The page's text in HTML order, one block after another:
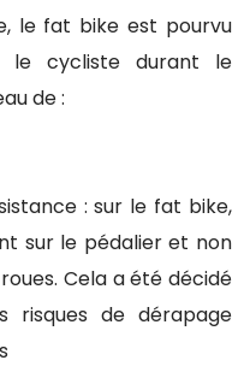
le fat bike est pourvu
le cycliste durant le
de :
: sur le fat bike,
sur le pédalier et non
Cela a été décidé
risques de dérapage